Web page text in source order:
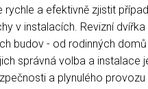
rychle a efektivně zjistit
v instalacích. Revizní
budov - od rodinných
správná volba a instalace
a plynulého provozu